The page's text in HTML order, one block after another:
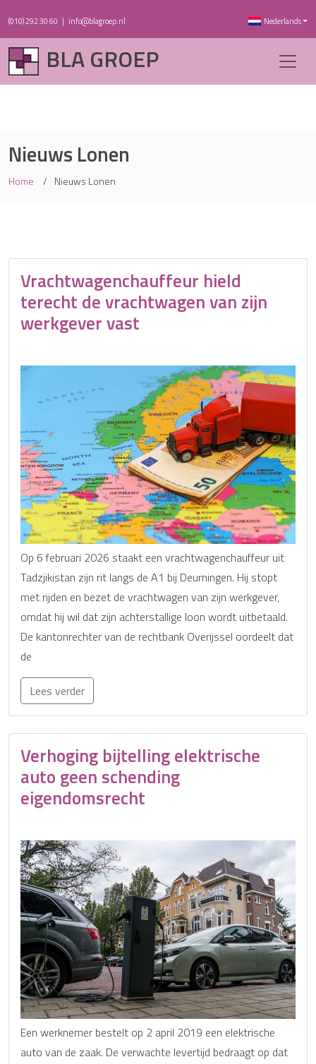
(010) 292 30 60 | info@blagroep.nl Nederlands
BLA GROEP
Nieuws Lonen
Home Nieuws Lonen
Vrachtwagenchauffeur hield
terecht de vrachtwagen van zijn
werkgever vast
Op 6 februari 2026 staakt een vrachtwagenchauffeur uit
Tadzjikistan zijn rit langs de A1 bij Deurningen. Hij stopt
met rijden en bezet de vrachtwagen van zijn werkgever,
omdat hij wil dat zijn achterstallige loon wordt uitbetaald.
De kantonrechter van de rechtbank Overijssel oordeelt dat
de
Lees verder
Verhoging bijtelling elektrische
auto geen schending
eigendomsrecht
Een werknemer bestelt op 2 april 2019 een elektrische
auto van de zaak. De verwachte levertijd bedraagt op dat